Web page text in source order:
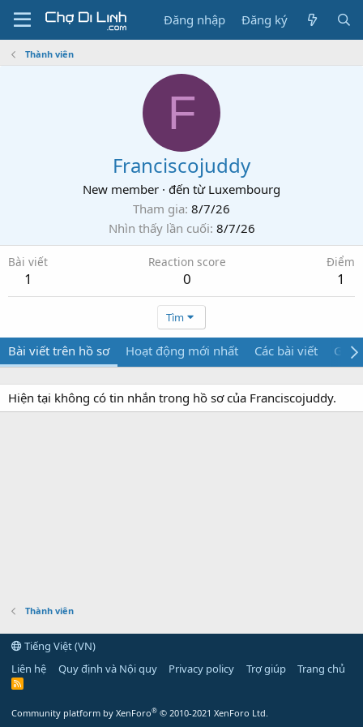
Đăng nhập Đăng ký
Thành viên
F
Franciscojuddy
New member · đến từ Luxembourg
Tham gia 8/7/26
Nhìn thấy lần cuối 8/7/26
Bài viết
1
Reaction score
0
Điểm
1
Tìm
Bài viết trên hồ sơ Hoạt động mới nhất Các bài viết Giới
Hiện tại không có tin nhắn trong hồ sơ của Franciscojuddy.
Thành viên
Tiếng Việt (VN)
Liên hệ
Quy định và Nội quy Privacy policy Trợ giúp Trang chủ
R
Community platform by XenForo® © 2010-2021 XenForo Ltd.